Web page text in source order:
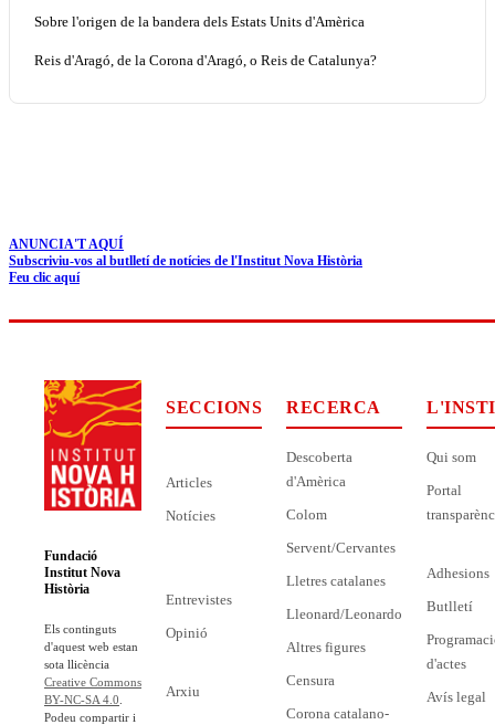
Sobre l'origen de la bandera dels Estats Units d'Amèrica
Reis d'Aragó, de la Corona d'Aragó, o Reis de Catalunya?
ANUNCIA'T AQUÍ
Subscriviu-vos al butlletí de notícies de l'Institut Nova Història
Feu clic aquí
Fundació
Institut Nova
Història
Els continguts
d'aquest web estan
sota llicència
Creative Commons
BY-NC-SA 4.0
Podeu compartir i
SECCIONS
Articles
Notícies
Entrevistes
Opinió
Arxiu
RECERCA
Descoberta
d'Amèrica
Colom
Servent/Cervantes
Lletres catalanes
Lleonard/Leonardo
Altres figures
Censura
Corona catalano-
Qui som
Portal
Adhesions
Butlletí
d'actes
Avís legal